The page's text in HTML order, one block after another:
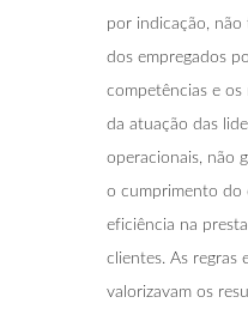
por indicação, não
dos empregados
competências e
da atuação das
operacionais, não
o cumprimento do
eficiência na
clientes. As regras
valorizavam os